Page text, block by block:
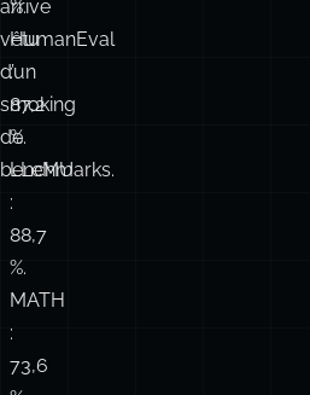
vêtu
d’un
smoking
de
benchmarks.
HumanEval
:
87,2
%.
LLeMU
:
88,7
%.
MATH
:
73,6
%.